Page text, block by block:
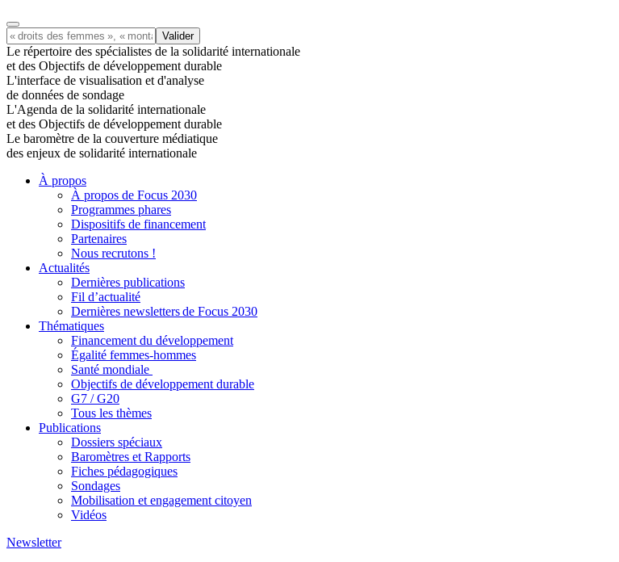
Le répertoire des spécialistes de la solidarité internationale
et des Objectifs de développement durable
L'interface de visualisation et d'analyse
de données de sondage
L'Agenda de la solidarité internationale
et des Objectifs de développement durable
Le baromètre de la couverture médiatique
des enjeux de solidarité internationale
À propos
À propos de Focus 2030
Programmes phares
Dispositifs de financement
Partenaires
Nous recrutons !
Actualités
Dernières publications
Fil d’actualité
Dernières newsletters de Focus 2030
Thématiques
Financement du développement
Égalité femmes-hommes
Santé mondiale
Objectifs de développement durable
G7 / G20
Tous les thèmes
Publications
Dossiers spéciaux
Baromètres et Rapports
Fiches pédagogiques
Sondages
Mobilisation et engagement citoyen
Vidéos
Newsletter